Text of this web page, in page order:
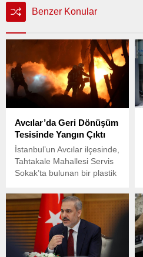
Benzer Konular
Avcılar’da Geri Dönüşüm
Tesisinde Yangın Çıktı
İstanbul’un Avcılar ilçesinde,
Tahtakale Mahallesi Servis
Sokak’ta bulunan bir plastik
yangın çıktı.